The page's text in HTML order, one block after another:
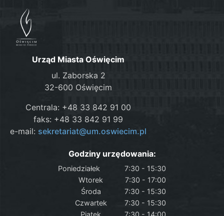
Urząd Miasta Oświęcim
ul. Zaborska 2
32-600 Oświęcim
Centrala: +48 33 842 91 00
faks: +48 33 842 91 99
e-mail: sekretariat@um.oswiecim.pl
Godziny urzędowania:
Poniedziałek
7:30 - 15:30
Wtorek
7:30 - 17:00
Środa
7:30 - 15:30
Czwartek
7:30 - 15:30
Piątek
7:30 - 14:00